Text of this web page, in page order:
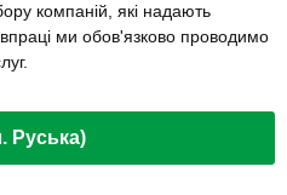
компаній, які надають
ми обов'язково проводимо
Руська)